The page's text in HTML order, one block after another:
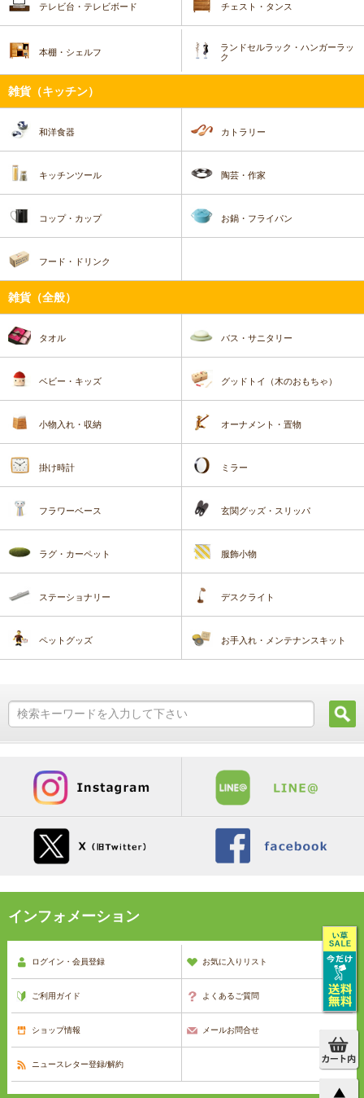
テレビ台・テレビボード チェスト・タンス
本棚・シェルフ
ランドセルラック・ハンガーラッ
ク
雑貨（キッチン）
和洋食器 カトラリー
キッチンツール 陶芸・作家
コップ・カップ お鍋・フライパン
フード・ドリンク
雑貨（全般）
タオル バス・サニタリー
ベビー・キッズ グッドトイ（木のおもちゃ）
小物入れ・収納 オーナメント・置物
掛け時計 ミラー
フラワーベース 玄関グッズ・スリッパ
ラグ・カーペット 服飾小物
ステーショナリー デスクライト
ペットグッズ お手入れ・メンテナンスキット
インフォメーション
ログイン・会員登録 お気に入りリスト
ご利用ガイド よくあるご質問
ショップ情報 メールお問合せ
ニュースレター登録/解約